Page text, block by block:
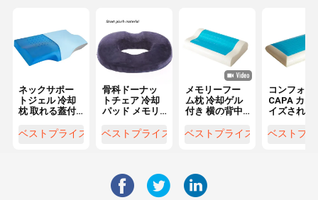
ネックサポー
トジェル 冷却
枕 取れる蓋付
軽量
ベストプライス
骨科ドーナッ
トチェア 冷却
パッド メモリ
枕 腰枕
ベストプライス
メモリーフー
ム枕 冷却ゲル
付き 横の背中
ための整形枕
ベストプライス
コンフォー
CAPA カス
イズされた
者のコンタ
ベストプ